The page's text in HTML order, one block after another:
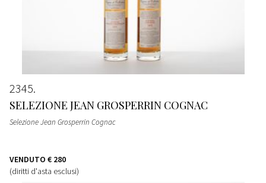
2345
SELEZIONE JEAN GROSPERRIN COGNAC
Selezione Jean Grosperrin Cognac
VENDUTO € 280
(diritti d'asta esclusi)